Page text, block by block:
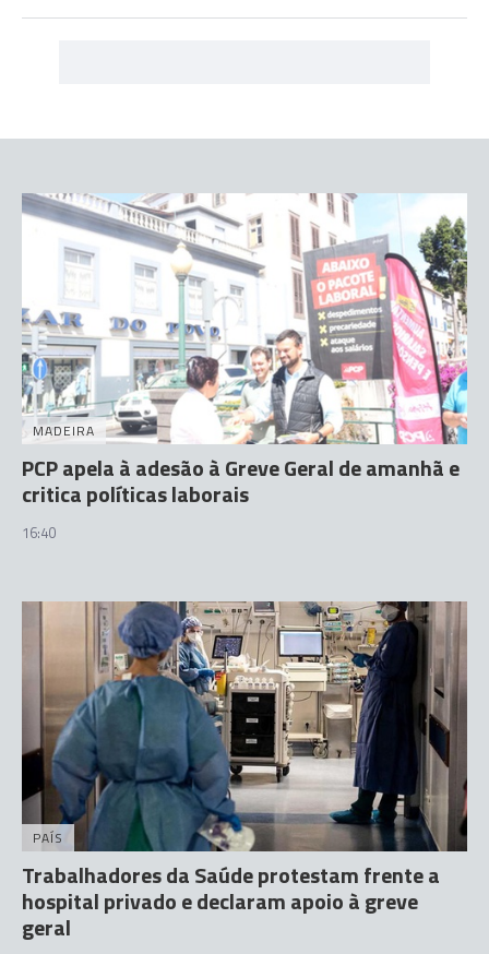
MADEIRA
PCP apela à adesão à Greve Geral de amanhã e
critica políticas laborais
16:40
PAÍS
Trabalhadores da Saúde protestam frente a
hospital privado e declaram apoio à greve
geral